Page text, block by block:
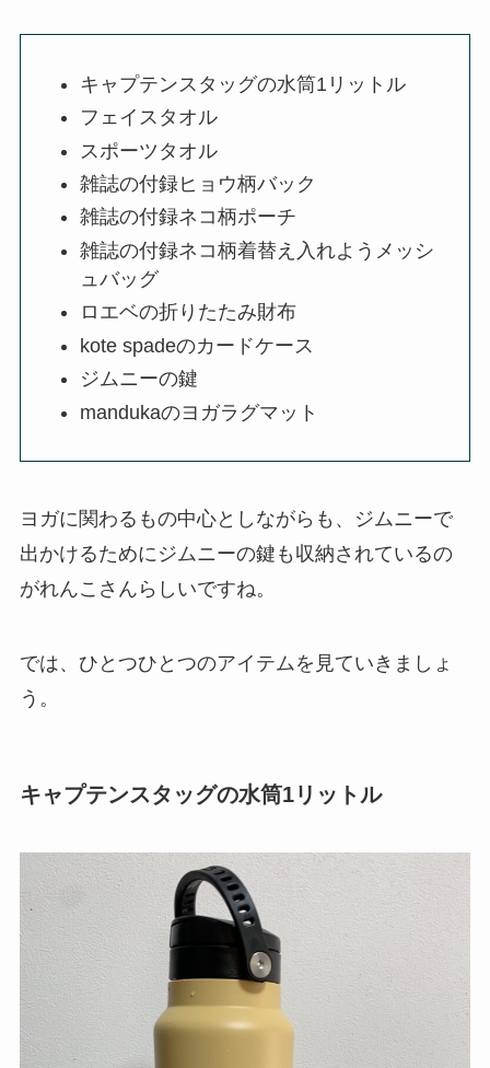
キャプテンスタッグの水筒1リットル
フェイスタオル
スポーツタオル
雑誌の付録ヒョウ柄バック
雑誌の付録ネコ柄ポーチ
雑誌の付録ネコ柄着替え入れようメッシ
ュバッグ
ロエベの折りたたみ財布
kote spadeのカードケース
ジムニーの鍵
mandukaのヨガラグマット
ヨガに関わるもの中心としながらも、ジムニーで
出かけるためにジムニーの鍵も収納されているの
がれんこさんらしいですね。
では、ひとつひとつのアイテムを見ていきましょ
う。
キャプテンスタッグの水筒1リットル